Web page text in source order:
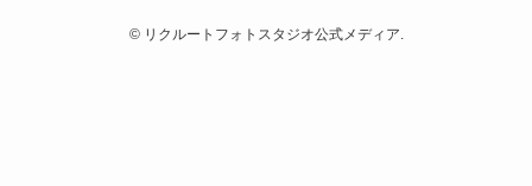
©リクルートフォトスタジオ公式メディア.